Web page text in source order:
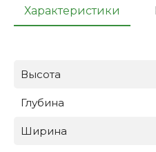
Характеристики
Высота
Глубина
Ширина